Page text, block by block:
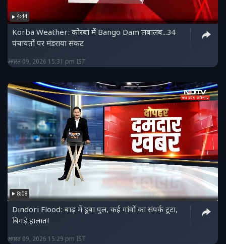
फेसबुक पेज को लाइक करें :
https://www.facebook.com/ndtvmpchhattisgarh/
हमें ट्विटर पर फॉलो करें :
https://twitter.com/NDTVMPCG
4:44
Korba Weather: कोरबा में Bango Dam लबालब...34
पंचायतों पर मंडराया संकट
अगस्त 09, 2026 15:31 pm IST
8:08
Dindori Flood: बाढ़ में डूबा पुल, कई गांवों का संपर्क टूटा,
बिगड़े हालात!
अगस्त 09, 2026 15:29 pm IST